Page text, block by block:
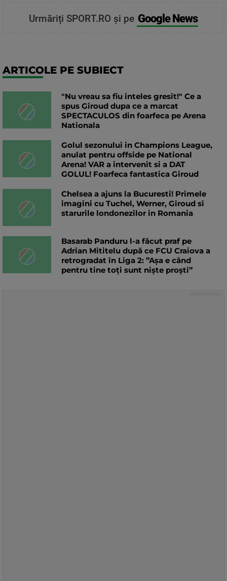
Urmăriți SPORT.RO și pe Google News
ARTICOLE PE SUBIECT
"Nu vreau sa fiu inteles gresit!" Ce a
spus Giroud dupa ce a marcat
SPECTACULOS din foarfeca pe Arena
Nationala
Golul sezonului in Champions League,
anulat pentru offside pe National
Arena! VAR a intervenit si a DAT
GOLUL! Foarfeca fantastica Giroud
Chelsea a ajuns la Bucuresti! Primele
imagini cu Tuchel, Werner, Giroud si
starurile londonezilor in Romania
Basarab Panduru l-a făcut praf pe
Adrian Mititelu după ce FCU Craiova a
retrogradat în Liga 2: ”Așa e când
pentru tine toți sunt niște proști”